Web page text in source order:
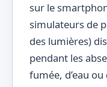
sur le
simulateurs de
des lumières)
pendant les
fumée, d’eau